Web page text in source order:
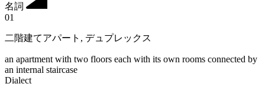
名詞
01
二階建てアパート , デュプレックス
an apartment with two floors each with its own rooms connected by
an internal staircase
Dialect